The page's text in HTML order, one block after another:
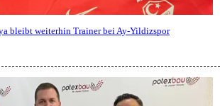
bleibt weiterhin Trainer bei Ay-Yildizspor